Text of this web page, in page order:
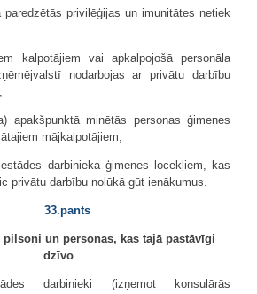
privilēģijas un imunitātes netiek
kalpotājiem vai apkalpojošā personāla
nodarbojas ar privātu darbību
apakšpunktā minētās personas ģimenes
mājkalpotājiem,
darbinieka ģimenes locekļiem, kas
privātu darbību nolūkā gūt ienākumus.
33.pants
pilsoņi un personas, kas tajā pastāvīgi
dzīvo
darbinieki (izņemot konsulārās